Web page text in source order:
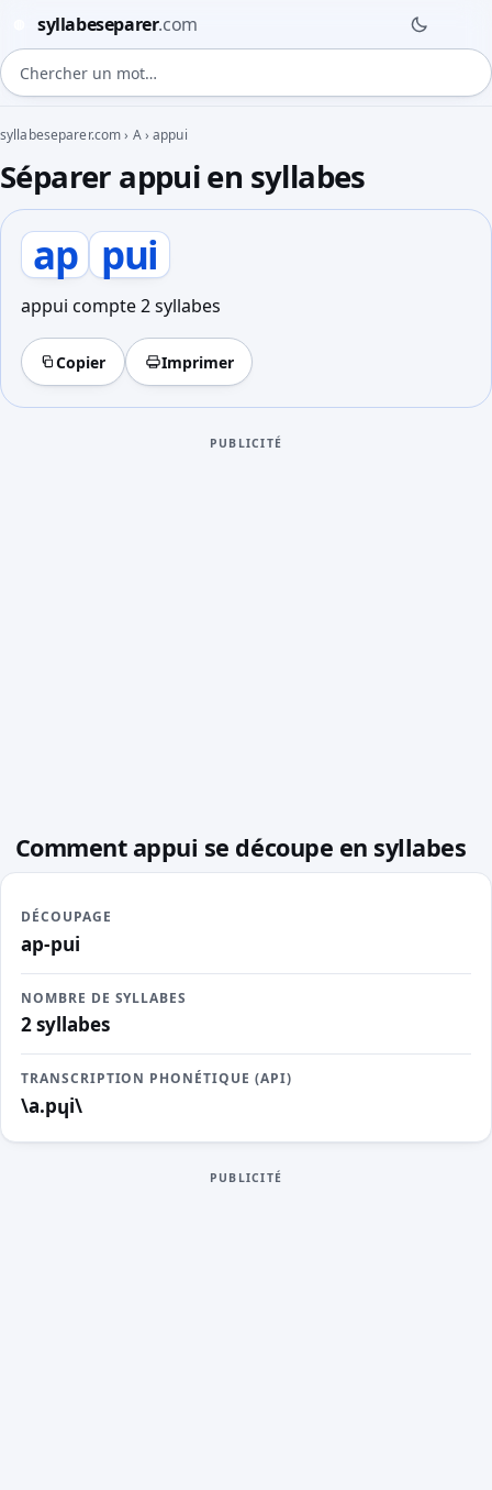
syllabeseparer.com
Chercher un mot
syllabeseparer.com› A›appui
Séparer appui en syllabes
ap pui
appui compte 2 syllabes
Copier Imprimer
PUBLICITÉ
Comment appui se découpe en syllabes
DÉCOUPAGE
ap-pui
NOMBRE DE SYLLABES
2 syllabes
TRANSCRIPTION PHONÉTIQUE (API)
\a.pɥi\
PUBLICITÉ